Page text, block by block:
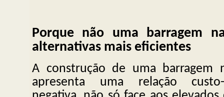
Porque não uma barragem
alternativas mais eficientes
A construção de uma barragem
apresenta uma relação